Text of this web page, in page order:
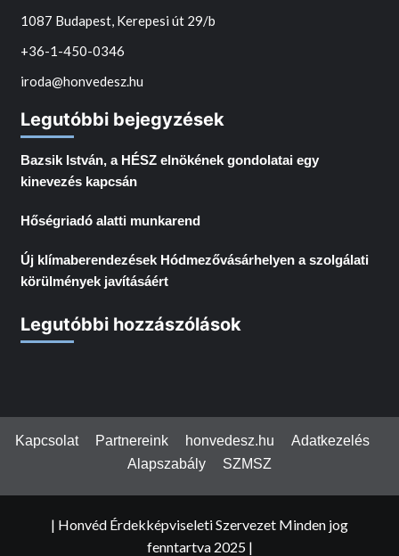
1087 Budapest, Kerepesi út 29/b
+36-1-450-0346
iroda@honvedesz.hu
Legutóbbi bejegyzések
Bazsik István, a HÉSZ elnökének gondolatai egy
kinevezés kapcsán
Hőségriadó alatti munkarend
Új klímaberendezések Hódmezővásárhelyen a szolgálati
körülmények javításáért
Legutóbbi hozzászólások
Kapcsolat Partnereink honvedesz.hu
Adatkezelés
Alapszabály
SZMSZ
| Honvéd Érdekképviseleti Szervezet Minden jog
fenntartva 2025 |